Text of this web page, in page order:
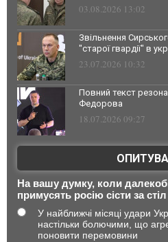
03.08.2026 13:02
Звільнення
"старої гвардії" в
23.07.2026 10:32
Повний текст
Федорова
18.07.2026 09:27
На вашу думку, коли
примусять росію сісти за
У найближчі місяці удари
настільки болючими, що
поновити перемовини